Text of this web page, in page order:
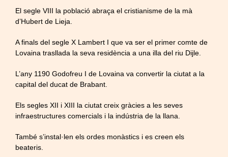
El segle VIII la població abraça el cristianisme de la mà
d’Hubert de Lieja.
A finals del segle X Lambert I que va ser el primer comte de
Lovaina trasllada la seva residència a una illa del riu Dijle.
L’any 1190 Godofreu I de Lovaina va convertir la ciutat a la
capital del ducat de Brabant.
Els segles XII i XIII la ciutat creix gràcies a les seves
infraestructures comercials i la indústria de la llana.
També s’instal·len els ordes monàstics i es creen els
beateris.